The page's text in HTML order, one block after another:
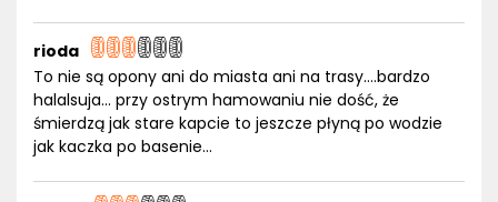
rioda
To nie są opony ani do miasta ani na trasy….bardzo
halalsuja… przy ostrym hamowaniu nie dość, że
śmierdzą jak stare kapcie to jeszcze płyną po wodzie
jak kaczka po basenie…